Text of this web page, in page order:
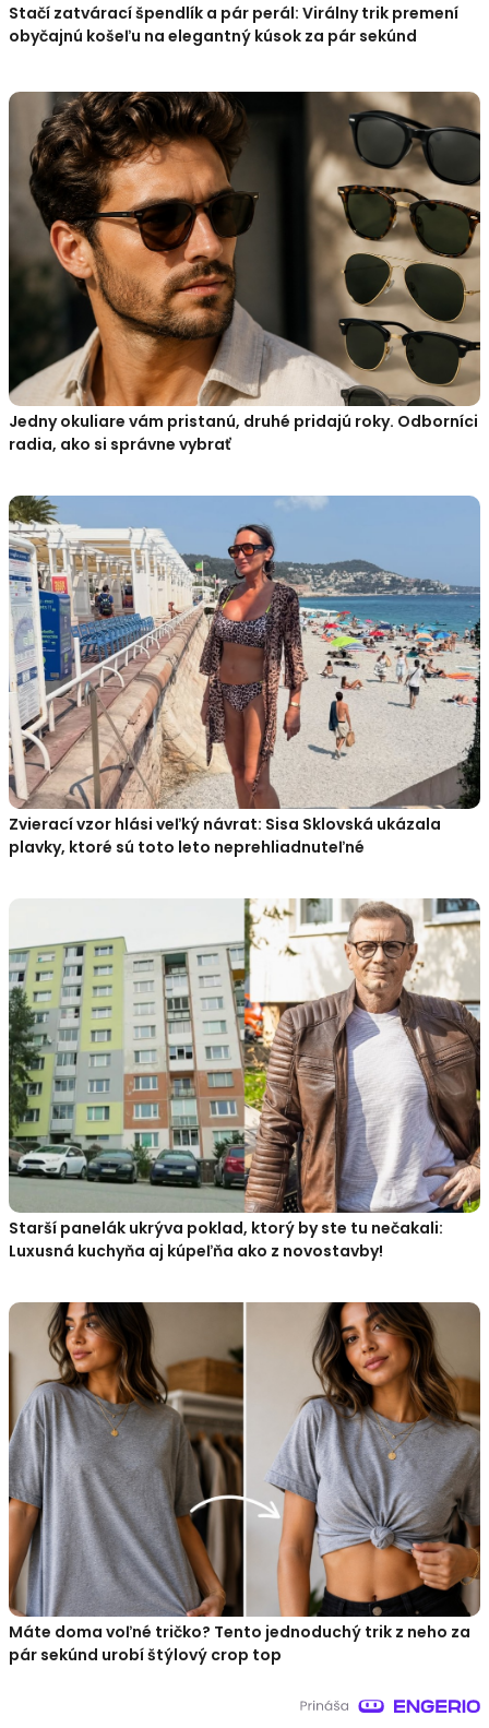
Stačí zatvárací špendlík a pár perál: Virálny trik premení
obyčajnú košeľu na elegantný kúsok za pár sekúnd
Jedny okuliare vám pristanú, druhé pridajú roky. Odborníci
radia, ako si správne vybrať
Zvierací vzor hlási veľký návrat: Sisa Sklovská ukázala
plavky, ktoré sú toto leto neprehliadnuteľné
Starší panelák ukrýva poklad, ktorý by ste tu nečakali:
Luxusná kuchyňa aj kúpeľňa ako z novostavby!
Máte doma voľné tričko? Tento jednoduchý trik z neho za
pár sekúnd urobí štýlový crop top